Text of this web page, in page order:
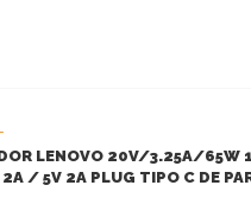
LENOVO 20V/3.25A/65W
/ 5V 2A PLUG TIPO C DE